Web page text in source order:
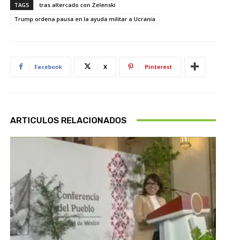
TAGS
tras altercado con Zelenski
Trump ordena pausa en la ayuda militar a Ucrania
Facebook X Pinterest
ARTICULOS RELACIONADOS